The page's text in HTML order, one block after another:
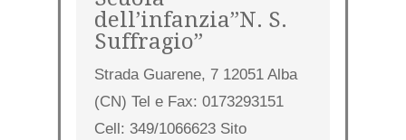
dell’infanzia”N. S.
Suffragio”
Strada Guarene, 7 12051 Alba
(CN) Tel e Fax: 0173293151
Cell: 349/1066623 Sito